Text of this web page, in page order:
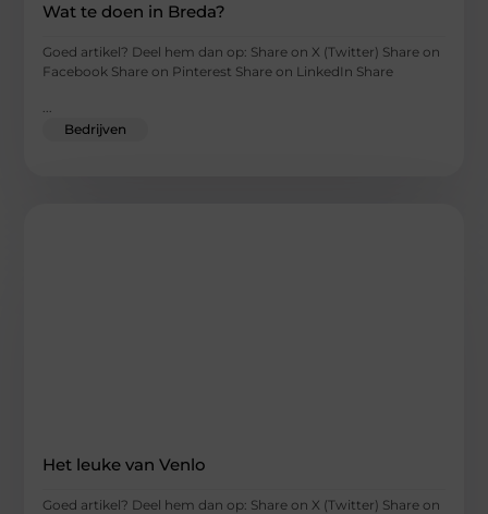
Wat te doen in Breda?
Goed artikel? Deel hem dan op: Share on X (Twitter) Share on
Facebook Share on Pinterest Share on LinkedIn Share
Bedrijven
Het leuke van Venlo
Goed artikel? Deel hem dan op: Share on X (Twitter) Share on